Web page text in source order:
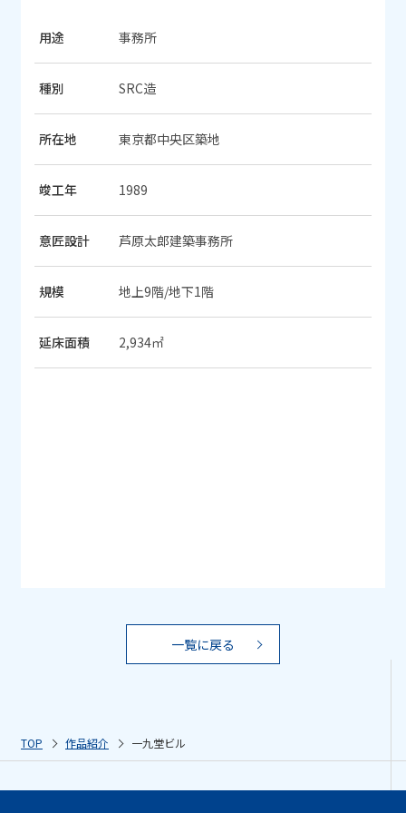
用途 事務所
種別 SRC造
所在地 東京都中央区築地
竣工年 1989
意匠設計 芦原太郎建築事務所
規模 地上9階/地下1階
延床面積 2,934㎡
一覧に戻る
TOP 作品紹介 一九堂ビル